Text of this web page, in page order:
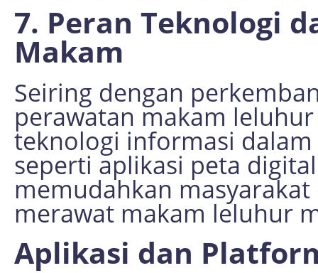
7. Peran Teknologi
Makam
Seiring dengan
perawatan makam
teknologi informasi
seperti aplikasi peta
memudahkan
merawat makam leluhur
Aplikasi dan